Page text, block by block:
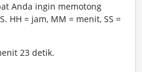
Anda ingin memotong
HH = jam, MM = menit, SS =
23 detik.